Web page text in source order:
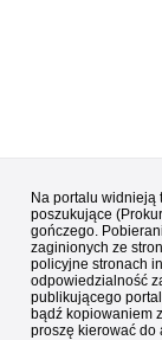
Na portalu widnieją
poszukujące
gończego.
zaginionych ze
policyjne stronach
odpowiedzialność
publikującego
bądź kopiowaniem
proszę kierować do